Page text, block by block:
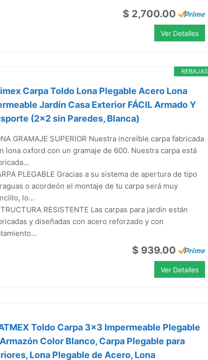
$ 2,700.00
Ver Detalles
REBAJAS
Carpa Toldo Lona Plegable Acero Lona
Jardín Casa Exterior FÁCIL Armado Y
(2x2 sin Paredes, Blanca)
GRAMAJE SUPERIOR Nuestra increíble carpa fabricada
lona oxford con un gramaje de 600. Nuestra carpa está
PLEGABLE Gracias a su sistema de apertura de tipo
o acordeón el montaje de tu carpa será muy
lo...
RESISTENTE Las carpas para jardín están
y diseñadas con acero reforzado y con
$ 939.00
Ver Detalles
Toldo Carpa 3x3 Impermeable Plegable
Color Blanco, Carpa Plegable para
Lona Plegable de Acero, Lona